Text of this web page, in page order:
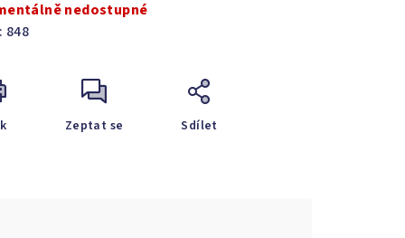
nedostupné
848
Zeptat se Sdílet